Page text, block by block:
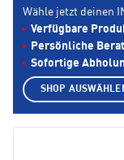
Wähle jetzt deinen
Verfügbare
Persönliche
Sofortige